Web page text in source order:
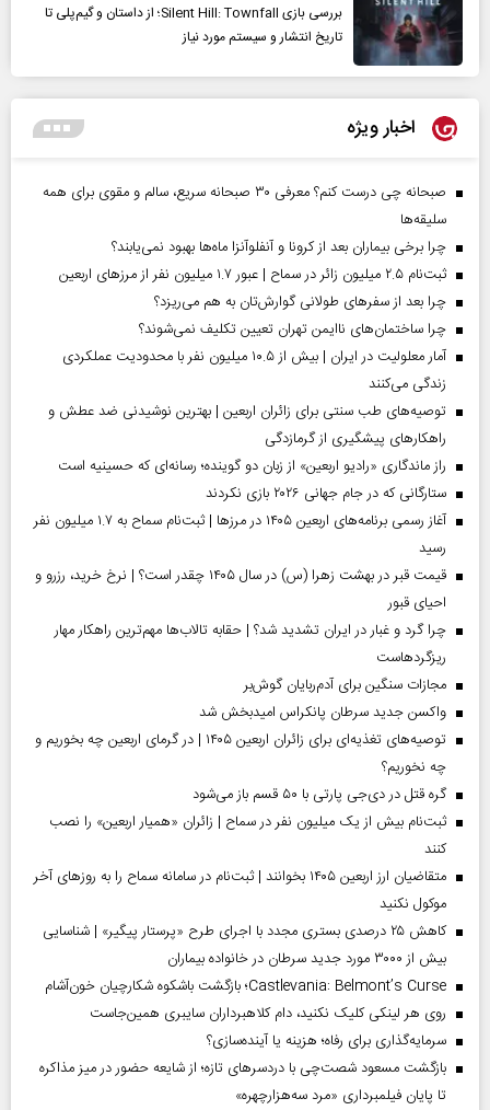
بررسی بازی Silent Hill: Townfall؛ از داستان و گیم‌پلی تا
تاریخ انتشار و سیستم مورد نیاز
اخبار ویژه
صبحانه چی درست کنم؟ معرفی ۳۰ صبحانه سریع، سالم و مقوی برای همه
سلیقه‌ها
چرا برخی بیماران بعد از کرونا و آنفلوآنزا ماه‌ها بهبود نمی‌یابند؟
ثبت‌نام ۲.۵ میلیون زائر در سماح | عبور ۱.۷ میلیون نفر از مرز‌های اربعین
چرا بعد از سفرهای طولانی گوارش‌تان به هم می‌ریزد؟
چرا ساختمان‌های ناایمن تهران تعیین تکلیف نمی‌شوند؟
آمار معلولیت در ایران | بیش از ۱۰.۵ میلیون نفر با محدودیت عملکردی
زندگی می‌کنند
توصیه‌های طب سنتی برای زائران اربعین | بهترین نوشیدنی ضد عطش و
راهکارهای پیشگیری از گرمازدگی
راز ماندگاری «رادیو اربعین» از زبان دو گوینده؛ رسانه‌ای که حسینیه است
ستارگانی که در جام جهانی ۲۰۲۶ بازی نکردند
آغاز رسمی برنامه‌های اربعین ۱۴۰۵ در مرز‌ها | ثبت‌نام سماح به ۱.۷ میلیون نفر
رسید
قیمت قبر در بهشت زهرا (س) در سال ۱۴۰۵ چقدر است؟ | نرخ خرید، رزرو و
احیای قبور
چرا گرد و غبار در ایران تشدید شد؟ | حقابه تالاب‌ها مهم‌ترین راهکار مهار
ریزگردهاست
مجازات سنگین برای آدم‌ربایان گوش‌بر
واکسن جدید سرطان پانکراس امیدبخش شد
توصیه‌های تغذیه‌ای برای زائران اربعین ۱۴۰۵ | در گرمای اربعین چه بخوریم و
چه نخوریم؟
گره قتل در دی‌جی پارتی با ۵۰ قسم باز می‌شود
ثبت‌نام بیش از یک میلیون نفر در سماح | زائران «همیار اربعین» را نصب
کنند
متقاضیان ارز اربعین ۱۴۰۵ بخوانند | ثبت‌نام در سامانه سماح را به روز‌های آخر
موکول نکنید
کاهش ۲۵ درصدی بستری مجدد با اجرای طرح «پرستار پیگیر» | شناسایی
بیش از ۳۰۰۰ مورد جدید سرطان در خانواده بیماران
Castlevania: Belmont’s Curse؛ بازگشت باشکوه شکارچیان خون‌آشام
روی هر لینکی کلیک نکنید، دام کلاهبرداران سایبری همین‌جاست
سرمایه‌گذاری برای رفاه؛ هزینه یا آینده‌سازی؟
بازگشت مسعود شصت‌چی با دردسر‌های تازه؛ از شایعه حضور در میز مذاکره
تا پایان فیلمبرداری «مرد سه‌هزارچهره»